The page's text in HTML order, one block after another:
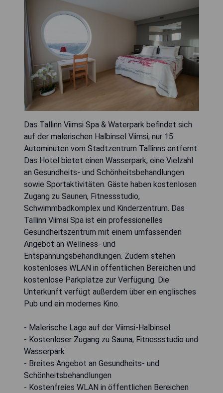
Das Tallinn Viimsi Spa & Waterpark befindet sich
auf der malerischen Halbinsel Viimsi, nur 15
Autominuten vom Stadtzentrum Tallinns entfernt.
Das Hotel bietet einen Wasserpark, eine Vielzahl
an Gesundheits- und Schönheitsbehandlungen
sowie Sportaktivitäten. Gäste haben kostenlosen
Zugang zu Saunen, Fitnessstudio,
Schwimmbadkomplex und Kinderzentrum. Das
Tallinn Viimsi Spa ist ein professionelles
Gesundheitszentrum mit einem umfassenden
Angebot an Wellness- und
Entspannungsbehandlungen. Zudem stehen
kostenloses WLAN in öffentlichen Bereichen und
kostenlose Parkplätze zur Verfügung. Die
Unterkunft verfügt außerdem über ein englisches
Pub und ein modernes Kino.
- Malerische Lage auf der Viimsi-Halbinsel
- Kostenloser Zugang zu Sauna, Fitnessstudio und
Wasserpark
- Breites Angebot an Gesundheits- und
Schönheitsbehandlungen
- Kostenfreies WLAN in öffentlichen Bereichen